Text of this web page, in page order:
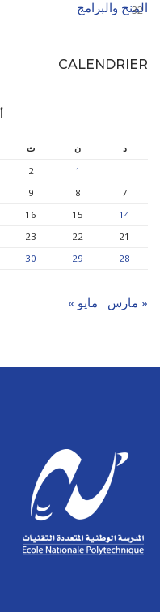
المنح والبرامج
32
CALENDRIER
د ن ث
1
2
7
8
9
14
15
16
21
22
23
28
29
30
« مارس مايو »